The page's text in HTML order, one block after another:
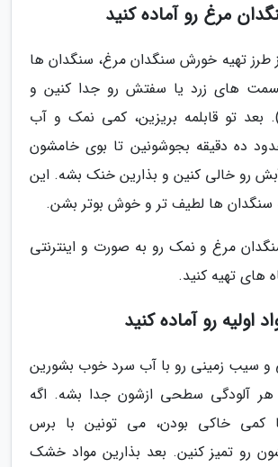
مرغ رو آماده کنید
طرز تهیه خورش سنگدان مرغ، سنگدان ها
های زرد یا سفتش رو جدا کنین و
تو قابلمه بریزین، کمی نمک و آب
ده دقیقه بجوشونین تا بوی خامشون
رو خالی کنین و بذارین خنک بشه. این
ها لطیف تر و خوش بوتر بشن.
مرغ و نمک رو به صورت و اینترنتی
های تهیه کنید.
اولیه رو آماده کنید
و سیب زمینی رو با آب سرد خوب بشورین
هر آلودگی سطحی ازشون جدا بشه. اگه
کمی خاکی بودن، می تونین با برس
رو تمیز کنین. بعد بذارین مواد خشک